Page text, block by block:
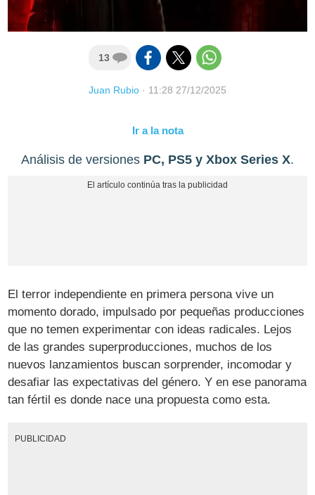
13
Juan Rubio · 11:28 27/12/2025
Ir a la nota
Análisis de versiones PC, PS5 y Xbox Series X.
El terror independiente en primera persona vive un
momento dorado, impulsado por pequeñas producciones
que no temen experimentar con ideas radicales. Lejos
de las grandes superproducciones, muchos de los
nuevos lanzamientos buscan sorprender, incomodar y
desafiar las expectativas del género. Y en ese panorama
tan fértil es donde nace una propuesta como esta.
PUBLICIDAD